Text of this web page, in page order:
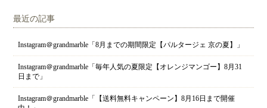
最近の記事
Instagram＠grandmarble「8月までの期間限定【パルタージェ 京の夏】」
Instagram＠grandmarble「毎年人気の夏限定【オレンジマンゴー】8月31
日まで」
Instagram＠grandmarble「【送料無料キャンペーン】8月16日まで開催